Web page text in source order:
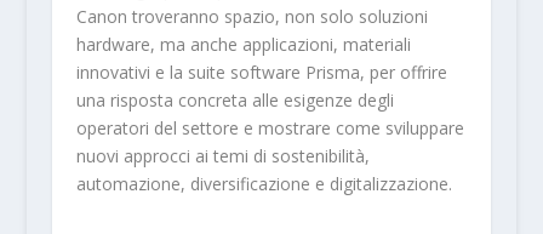
Canon troveranno spazio, non solo soluzioni
hardware, ma anche applicazioni, materiali
innovativi e la suite software Prisma, per offrire
una risposta concreta alle esigenze degli
operatori del settore e mostrare come sviluppare
nuovi approcci ai temi di sostenibilità,
automazione, diversificazione e digitalizzazione.